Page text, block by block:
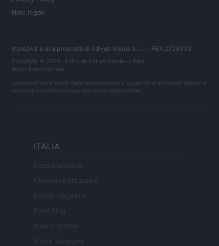
Note legali
style24.it è una proprietà di AdHub Media S.r.l. — REA 2729933
Copyright © 2026 · Edito da AdHub Media — Italia
Tutti i diritti riservati
I contenuti sono curati dalla redazione con il supporto di strumenti digitali e
realizzati in collaborazione con autori indipendenti.
ITALIA
Casa Magazine
Cineverse Magazine
Donne Magazine
Food Blog
Milano Notizie
Motor Magazine